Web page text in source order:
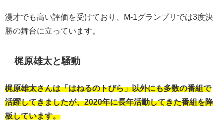
漫才でも高い評価を受けており、M-1グランプリでは3度決
勝の舞台に立っています。
梶原雄太と騒動
梶原雄太さんは「はねるのトびら」以外にも多数の番組で
活躍してきましたが、2020年に長年活動してきた番組を降
板しています。